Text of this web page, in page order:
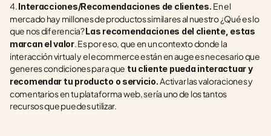
4. Interacciones/Recomendaciones de clientes. En el
mercado hay millones de productos similares al nuestro ¿Qué es lo
que nos diferencia? Las recomendaciones del cliente, estas
marcan el valor. Es por eso, que en un contexto donde la
interacción virtual y el ecommerce están en auge es necesario que
generes condiciones para que tu cliente pueda interactuar y
recomendar tu producto o servicio. Activar las valoraciones y
comentarios en tu plataforma web, sería uno de los tantos
recursos que puedes utilizar.